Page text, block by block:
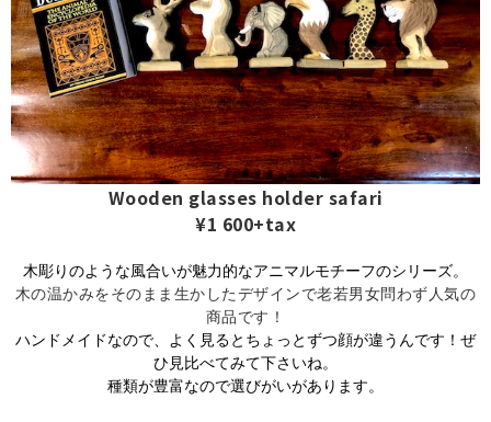
Wooden glasses holder safari
¥1 600+tax
木彫りのような風合いが魅力的なアニマルモチーフのシリーズ。
木の温かみをそのまま生かしたデザインで老若男女問わず人気の
商品です！
ハンドメイドなので、よく見るとちょっとずつ顔が違うんです！ぜ
ひ見比べてみて下さいね。
種類が豊富なので選びがいがあります。